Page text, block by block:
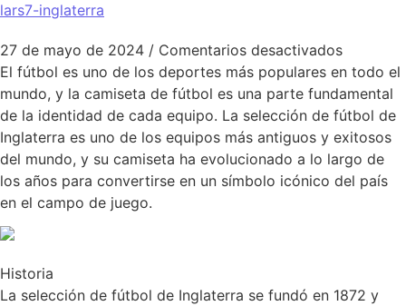
lars7-inglaterra
27 de mayo de 2024 / Comentarios desactivadosen La
El fútbol es uno de los deportes más populares en todo el
mundo, y la camiseta de fútbol es una parte fundamental
de la identidad de cada equipo. La selección de fútbol de
Inglaterra es uno de los equipos más antiguos y exitosos
del mundo, y su camiseta ha evolucionado a lo largo de
los años para convertirse en un símbolo icónico del país
en el campo de juego.
Historia
La selección de fútbol de Inglaterra se fundó en 1872 y